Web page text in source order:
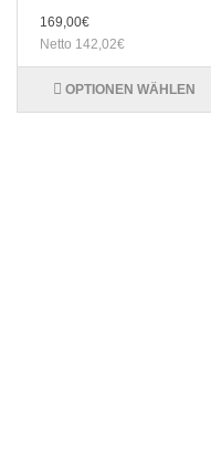
169,00€
Netto 142,02€
OPTIONEN WÄHLEN